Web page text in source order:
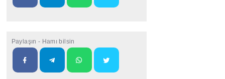
Paylaşın - Hamı bilsin